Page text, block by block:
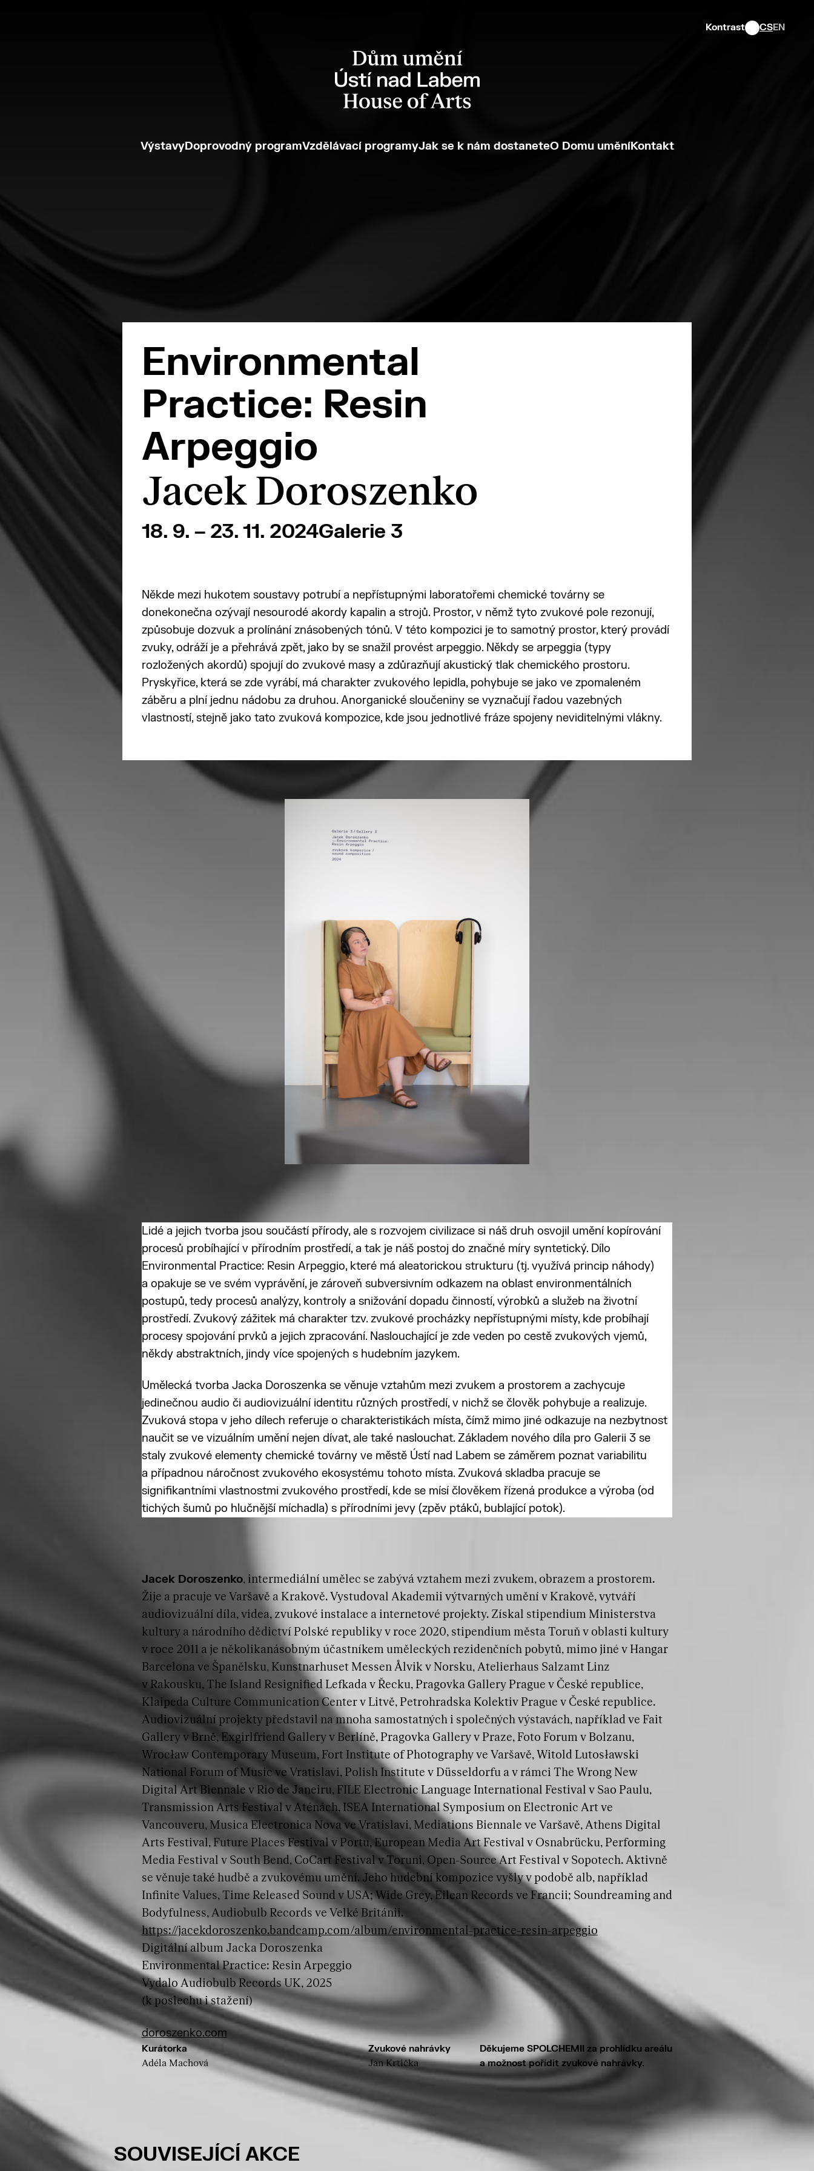
Kontrast CSEN
VýstavyDoprovodný programVzdělávací programyJak se k nám dostaneteO Domu uměníKontakt
Environmental
Practice: Resin
Arpeggio
Jacek Doroszenko
18. 9. – 23. 11. 2024Galerie 3
Někde mezi hukotem soustavy potrubí a nepřístupnými laboratořemi chemické továrny se
donekonečna ozývají nesourodé akordy kapalin a strojů. Prostor, v němž tyto zvukové pole rezonují,
způsobuje dozvuk a prolínání znásobených tónů. V této kompozici je to samotný prostor, který provádí
zvuky, odráží je a přehrává zpět, jako by se snažil provést arpeggio. Někdy se arpeggia (typy
rozložených akordů) spojují do zvukové masy a zdůrazňují akustický tlak chemického prostoru.
Pryskyřice, která se zde vyrábí, má charakter zvukového lepidla, pohybuje se jako ve zpomaleném
záběru a plní jednu nádobu za druhou. Anorganické sloučeniny se vyznačují řadou vazebných
vlastností, stejně jako tato zvuková kompozice, kde jsou jednotlivé fráze spojeny neviditelnými vlákny.
Lidé a jejich tvorba jsou součástí přírody, ale s rozvojem civilizace si náš druh osvojil umění kopírování
procesů probíhající v přírodním prostředí, a tak je náš postoj do značné míry syntetický. Dílo
Environmental Practice: Resin Arpeggio, které má aleatorickou strukturu (tj. využívá princip náhody)
a opakuje se ve svém vyprávění, je zároveň subversivním odkazem na oblast environmentálních
postupů, tedy procesů analýzy, kontroly a snižování dopadu činností, výrobků a služeb na životní
prostředí. Zvukový zážitek má charakter tzv. zvukové procházky nepřístupnými místy, kde probíhají
procesy spojování prvků a jejich zpracování. Naslouchající je zde veden po cestě zvukových vjemů,
někdy abstraktních, jindy více spojených s hudebním jazykem.
Umělecká tvorba Jacka Doroszenka se věnuje vztahům mezi zvukem a prostorem a zachycuje
jedinečnou audio či audiovizuální identitu různých prostředí, v nichž se člověk pohybuje a realizuje.
Zvuková stopa v jeho dílech referuje o charakteristikách místa, čímž mimo jiné odkazuje na nezbytnost
naučit se ve vizuálním umění nejen dívat, ale také naslouchat. Základem nového díla pro Galerii 3 se
staly zvukové elementy chemické továrny ve městě Ústí nad Labem se záměrem poznat variabilitu
a případnou náročnost zvukového ekosystému tohoto místa. Zvuková skladba pracuje se
signifikantními vlastnostmi zvukového prostředí, kde se mísí člověkem řízená produkce a výroba (od
tichých šumů po hlučnější míchadla) s přírodními jevy (zpěv ptáků, bublající potok).
Jacek Doroszenko, intermediální umělec se zabývá vztahem mezi zvukem, obrazem a prostorem.
Žije a pracuje ve Varšavě a Krakově. Vystudoval Akademii výtvarných umění v Krakově, vytváří
audiovizuální díla, videa, zvukové instalace a internetové projekty. Získal stipendium Ministerstva
kultury a národního dědictví Polské republiky v roce 2020, stipendium města Toruň v oblasti kultury
v roce 2011 a je několikanásobným účastníkem uměleckých rezidenčních pobytů, mimo jiné v Hangar
Barcelona ve Španělsku, Kunstnarhuset Messen Ålvik v Norsku, Atelierhaus Salzamt Linz
v Rakousku, The Island Resignified Lefkada v Řecku, Pragovka Gallery Prague v České republice,
Klaipeda Culture Communication Center v Litvě, Petrohradska Kolektiv Prague v České republice.
Audiovizuální projekty představil na mnoha samostatných i společných výstavách, například ve Fait
Gallery v Brně, Exgirlfriend Gallery v Berlíně, Pragovka Gallery v Praze, Foto Forum v Bolzanu,
Wrocław Contemporary Museum, Fort Institute of Photography ve Varšavě, Witold Lutosławski
National Forum of Music ve Vratislavi, Polish Institute v Düsseldorfu a v rámci The Wrong New
Digital Art Biennale v Rio de Janeiru, FILE Electronic Language International Festival v Sao Paulu,
Transmission Arts Festival v Aténách, ISEA International Symposium on Electronic Art ve
Vancouveru, Musica Electronica Nova ve Vratislavi, Mediations Biennale ve Varšavě, Athens Digital
Arts Festival, Future Places Festival v Portu, European Media Art Festival v Osnabrücku, Performing
Media Festival v South Bend, CoCart Festival v Toruni, Open-Source Art Festival v Sopotech. Aktivně
se věnuje také hudbě a zvukovému umění. Jeho hudební kompozice vyšly v podobě alb, například
Infinite Values, Time Released Sound v USA; Wide Grey, Eilean Records ve Francii; Soundreaming and
Bodyfulness, Audiobulb Records ve Velké Británii.
https://jacekdoroszenko.bandcamp.com/album/environmental-practice-resin-arpeggio
Digitální album Jacka Doroszenka
Environmental Practice: Resin Arpeggio
Vydalo Audiobulb Records UK, 2025
(k poslechu i stažení)
doroszenko.com
Kurátorka
Adéla Machová
Zvukové nahrávky
Jan Krtička
Děkujeme SPOLCHEMII za prohlídku areálu
a možnost pořídit zvukové nahrávky.
SOUVISEJÍCÍ AKCE